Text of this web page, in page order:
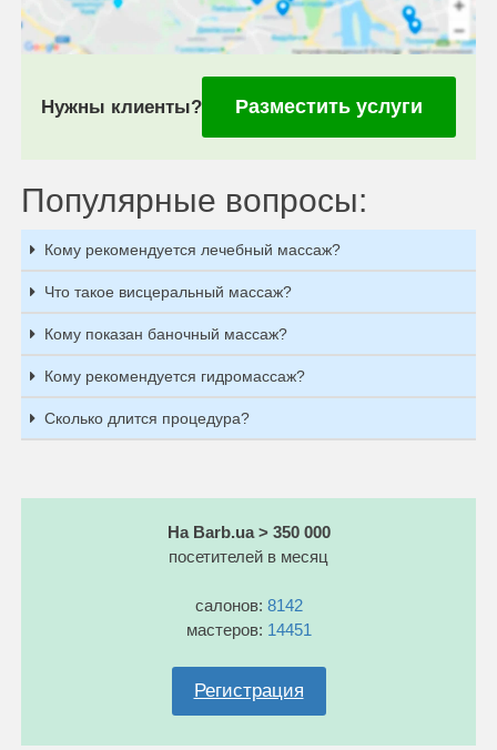
Нужны клиенты? Разместить услуги
Популярные вопросы:
Кому рекомендуется лечебный массаж?
Что такое висцеральный массаж?
Кому показан баночный массаж?
Кому рекомендуется гидромассаж?
Сколько длится процедура?
На Barb.ua > 350 000
посетителей в месяц
салонов: 8142
мастеров: 14451
Регистрация